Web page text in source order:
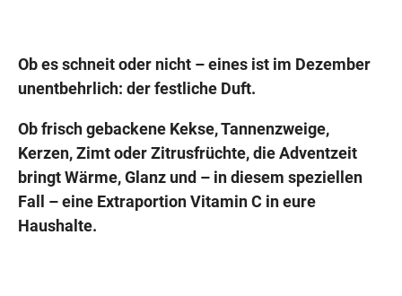
Ob es schneit oder nicht – eines ist im Dezember
unentbehrlich: der festliche Duft.
Ob frisch gebackene Kekse, Tannenzweige,
Kerzen, Zimt oder Zitrusfrüchte, die Adventzeit
bringt Wärme, Glanz und – in diesem speziellen
Fall – eine Extraportion Vitamin C in eure
Haushalte.